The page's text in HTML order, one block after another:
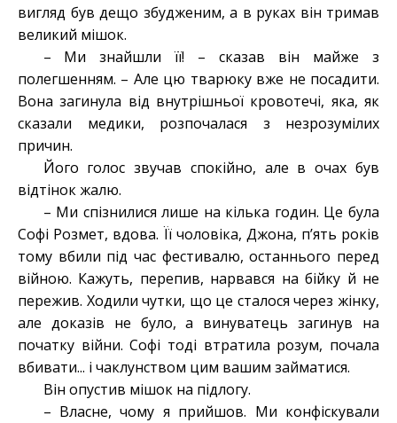
вигляд був дещо збудженим, а в руках він тримав
великий мішок.
– Ми знайшли її! – сказав він майже з
полегшенням. – Але цю тварюку вже не посадити.
Вона загинула від внутрішньої кровотечі, яка, як
сказали медики, розпочалася з незрозумілих
причин.
Його голос звучав спокійно, але в очах був
відтінок жалю.
– Ми спізнилися лише на кілька годин. Це була
Софі Розмет, вдова. Її чоловіка, Джона, п’ять років
тому вбили під час фестивалю, останнього перед
війною. Кажуть, перепив, нарвався на бійку й не
пережив. Ходили чутки, що це сталося через жінку,
але доказів не було, а винуватець загинув на
початку війни. Софі тоді втратила розум, почала
вбивати... і чаклунством цим вашим займатися.
Він опустив мішок на підлогу.
– Власне, чому я прийшов. Ми конфіскували